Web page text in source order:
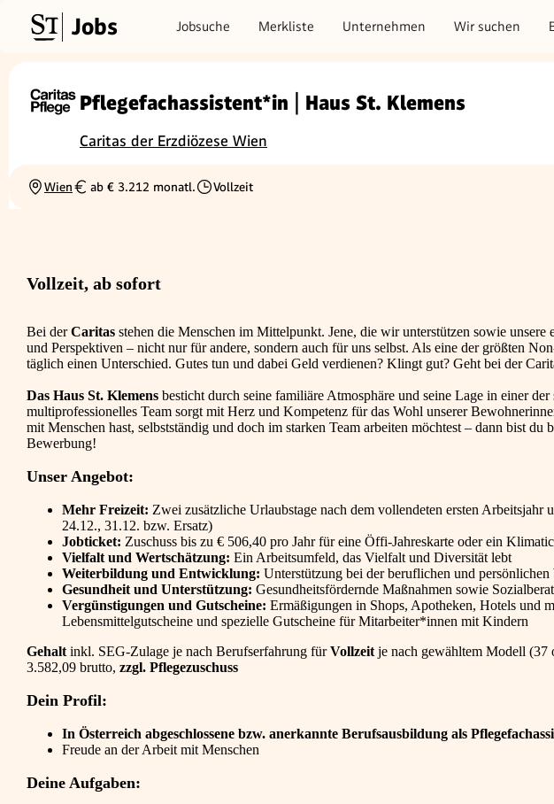
Jobs Jobsuche Merkliste Unternehmen Wir suchen
Pflegefachassistent*in | Haus St. Klemens
Caritas der Erzdiözese Wien
Ortschaft
Wien
Gehalt
ab € 3.212 monatl.
Beschäftigungsart
Vollzeit
Vollzeit, ab sofort
Bei derCaritas stehen die Menschen im Mittelpunkt. Jene, die wir unterstützen sowie unsere
und Perspektiven – nicht nur für andere, sondern auch für uns selbst. Als eine der größten
täglich einen Unterschied. Gutes tun und dabei Geld verdienen? Klingt gut? Geht bei der
Das Haus St. Klemens besticht durch seine familiäre Atmosphäre und seine Lage in einer
multiprofessionelles Team sorgt mit Herz und Kompetenz für das Wohl unserer
mit Menschen hast, selbstständig und doch im starken Team arbeiten möchtest – dann bist
Bewerbung!
Unser Angebot:
Mehr Freizeit: Zwei zusätzliche Urlaubstage nach dem vollendeten ersten Arbeitsjahr
24.12., 31.12. bzw. Ersatz)
Jobticket: Zuschuss bis zu € 506,40 pro Jahr für eine Öffi-Jahreskarte oder ein
Vielfalt und Wertschätzung: Ein Arbeitsumfeld, das Vielfalt und Diversität lebt
Weiterbildung und Entwicklung: Unterstützung bei der beruflichen und
Gesundheit und Unterstützung: Gesundheitsfördernde Maßnahmen sowie
Vergünstigungen und Gutscheine: Ermäßigungen in Shops, Apotheken, Hotels und
Lebensmittelgutscheine und spezielle Gutscheine für Mitarbeiter*innen mit Kindern
Gehalt inkl. SEG-Zulage je nach Berufserfahrung fürVollzeit je nach gewähltem Modell (37
3.582,09 brutto, zzgl. Pflegezuschuss
Dein Profil:
In Österreich abgeschlossene bzw. anerkannte Berufsausbildung als
Freude an der Arbeit mit Menschen
Deine Aufgaben: